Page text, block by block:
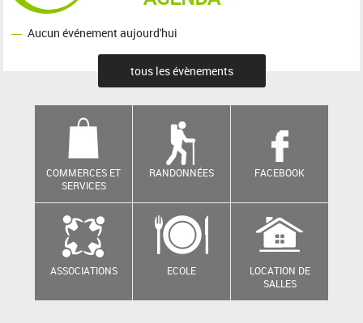
Aucun événement aujourd'hui
tous les évènements
COMMERCES ET
SERVICES
RANDONNÉES FACEBOOK
ASSOCIATIONS ECOLE
LOCATION DE
SALLES